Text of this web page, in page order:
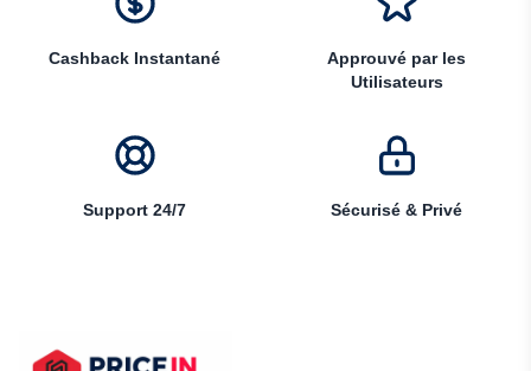
Cashback Instantané
Approuvé par les
Utilisateurs
Support 24/7 Sécurisé & Privé